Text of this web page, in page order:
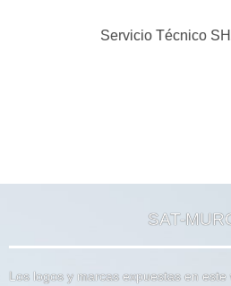
Servicio Técnico
SAT-
Los logos y marcas expuestas en